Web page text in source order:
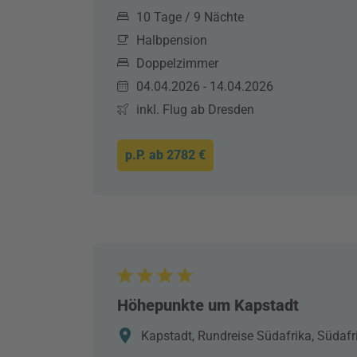
10 Tage / 9 Nächte
Halbpension
Doppelzimmer
04.04.2026 - 14.04.2026
inkl. Flug ab Dresden
p.P. ab 2782 €
Höhepunkte um Kapstadt
Kapstadt, Rundreise Südafrika,